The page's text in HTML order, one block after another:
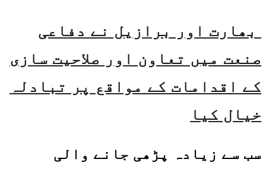
بھارت اور برازیل نے دفاعی
صنعت میں تعاون اور صلاحیت سازی
کے اقدامات کے مواقع پر تبادلہ
خیال کیا
سب سے زیادہ پڑھی جانے والی